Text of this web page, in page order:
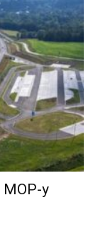
MOP-y